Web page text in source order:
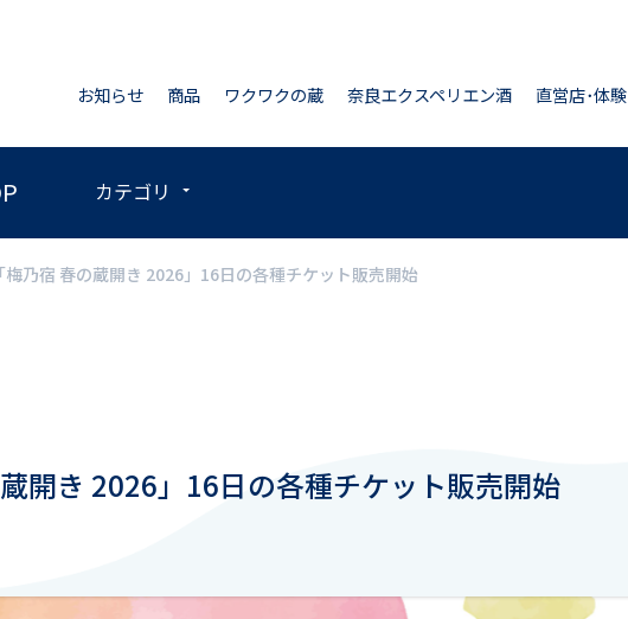
お知らせ 商品 ワクワクの蔵 奈良エクスペリエン酒 直営店･体験
カテゴリ
「梅乃宿 春の蔵開き 2026」16日の各種チケット販売開始
蔵開き 2026」16日の各種チケット販売開始